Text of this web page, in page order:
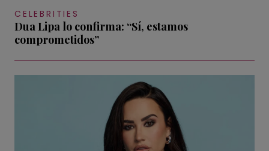
CELEBRITIES
Dua Lipa lo confirma: “Sí, estamos
comprometidos”